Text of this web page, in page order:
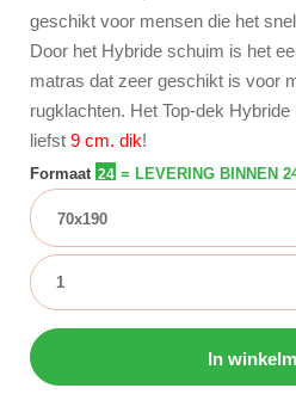
geschikt voor mensen die het
Door het Hybride schuim is het
matras dat zeer geschikt is voor
rugklachten. Het Top-dek
liefst 9 cm. dik!
Formaat 24 = LEVERING BINNEN
70x190
In